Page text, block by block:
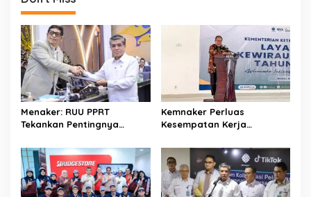
k
n
a
v
i
g
a
t
i
o
n
Menaker: RUU PPRT
Tekankan Pentingnya
Tangga
Kemnaker Perluas
Kesempatan Kerja
Wirausaha